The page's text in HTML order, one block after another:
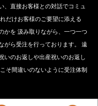
、直接お客様との対話でコミュ
だけお客様のご要望に添える
かを 汲み取りながら、一つ一つ
がら受注を行っております。 遠
いのお返しや出産祝いのお返し
そ間違いのないように受注体制